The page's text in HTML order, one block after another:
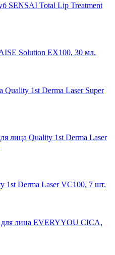
SENSAI Total Lip Treatment
Solution EX100, 30 мл.
Quality 1st Derma Laser Super
лица Quality 1st Derma Laser
1st Derma Laser VC100, 7 шт.
для лица EVERYYOU CICA,